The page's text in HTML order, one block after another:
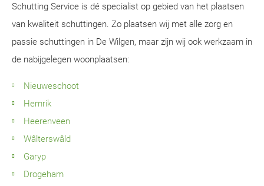
Schutting Service is dé specialist op gebied van het plaatsen
van kwaliteit schuttingen. Zo plaatsen wij met alle zorg en
passie schuttingen in De Wilgen, maar zijn wij ook werkzaam in
de nabijgelegen woonplaatsen:
Nieuweschoot
Hemrik
Heerenveen
Wâlterswâld
Garyp
Drogeham